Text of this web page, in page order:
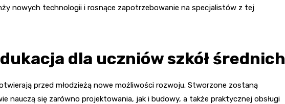
nowych technologii i rosnące zapotrzebowanie na specjalistów z tej
dla uczniów szkół średnich
przed młodzieżą nowe możliwości rozwoju. Stworzone zostaną
nauczą się zarówno projektowania, jak i budowy, a także praktycznej obsługi